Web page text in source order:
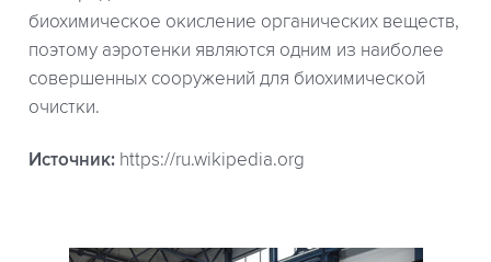
биохимическое окисление органических веществ,
поэтому аэротенки являются одним из наиболее
совершенных сооружений для биохимической
очистки.
Источник: https://ru.wikipedia.org